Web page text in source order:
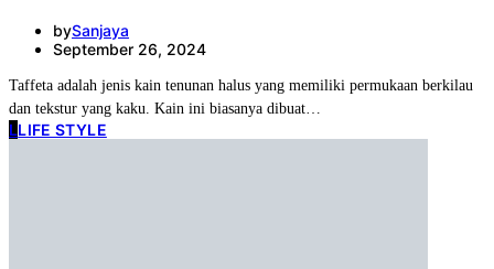
bySanjaya
September 26, 2024
Taffeta adalah jenis kain tenunan halus yang memiliki permukaan berkilau
dan tekstur yang kaku. Kain ini biasanya dibuat…
LLIFE STYLE